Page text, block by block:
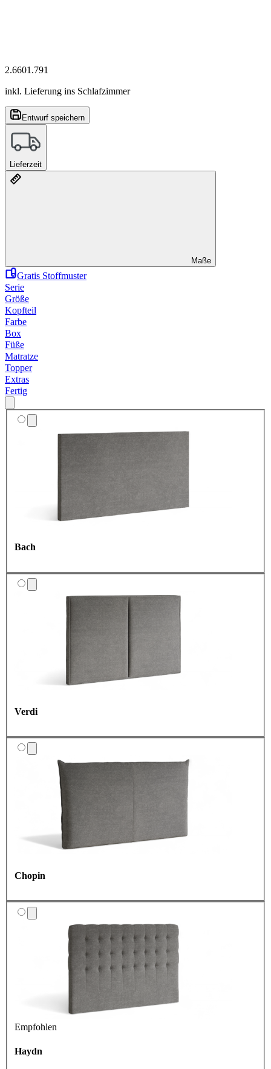
2.6601.791
inkl. Lieferung ins Schlafzimmer
Entwurf speichern
Lieferzeit
Maße
Gratis Stoffmuster
Serie
Größe
Kopfteil
Farbe
Box
Füße
Matratze
Topper
Extras
Fertig
Bach
Verdi
Chopin
Empfohlen
Haydn